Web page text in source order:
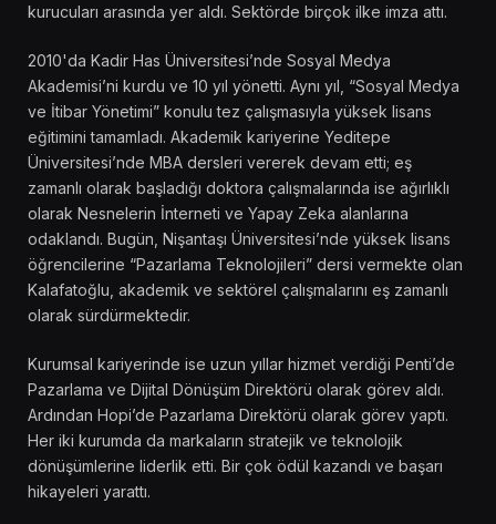
kurucuları arasında yer aldı. Sektörde birçok ilke imza attı.
2010'da Kadir Has Üniversitesi’nde Sosyal Medya
Akademisi’ni kurdu ve 10 yıl yönetti. Aynı yıl, “Sosyal Medya
ve İtibar Yönetimi” konulu tez çalışmasıyla yüksek lisans
eğitimini tamamladı. Akademik kariyerine Yeditepe
Üniversitesi’nde MBA dersleri vererek devam etti; eş
zamanlı olarak başladığı doktora çalışmalarında ise ağırlıklı
olarak Nesnelerin İnterneti ve Yapay Zeka alanlarına
odaklandı. Bugün, Nişantaşı Üniversitesi’nde yüksek lisans
öğrencilerine “Pazarlama Teknolojileri” dersi vermekte olan
Kalafatoğlu, akademik ve sektörel çalışmalarını eş zamanlı
olarak sürdürmektedir.
Kurumsal kariyerinde ise uzun yıllar hizmet verdiği Penti’de
Pazarlama ve Dijital Dönüşüm Direktörü olarak görev aldı.
Ardından Hopi’de Pazarlama Direktörü olarak görev yaptı.
Her iki kurumda da markaların stratejik ve teknolojik
dönüşümlerine liderlik etti. Bir çok ödül kazandı ve başarı
hikayeleri yarattı.